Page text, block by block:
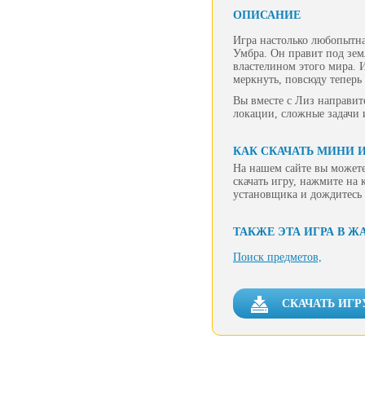
ОПИСАНИЕ
Игра настолько
Умбра. Он правит под
властелином этого мира.
меркнуть, повсюду
Вы вместе с Лиз
локации, сложные задачи
КАК СКАЧАТЬ МИНИ
На нашем сайте вы
скачать игру, нажмите на
установщика и
ТАКЖЕ ЭТА ИГРА В
Поиск предметов,
СКАЧАТЬ